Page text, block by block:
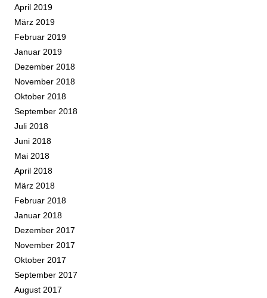
April 2019
März 2019
Februar 2019
Januar 2019
Dezember 2018
November 2018
Oktober 2018
September 2018
Juli 2018
Juni 2018
Mai 2018
April 2018
März 2018
Februar 2018
Januar 2018
Dezember 2017
November 2017
Oktober 2017
September 2017
August 2017